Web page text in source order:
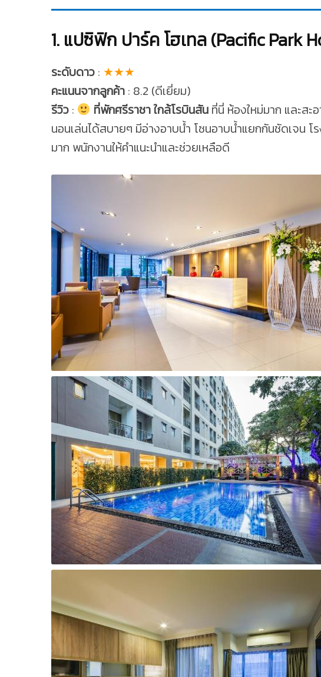
1. แปซิฟิก ปาร์ค โฮเทล (Pacific Park
ระดับดาว : ★★★
คะแนนจากลูกค้า : 8.2 (ดีเยี่ยม)
รีวิว : ที่พักศรีราชา ใกล้โรบินสันที่นี่ ห้องใหม่มาก และสะ
นอนเล่นได้สบายๆ มีอ่างอาบน้ำ โซนอาบน้ำแยกกันชัดเจน
มาก พนักงานให้คำแนะนำและช่วยเหลือดี